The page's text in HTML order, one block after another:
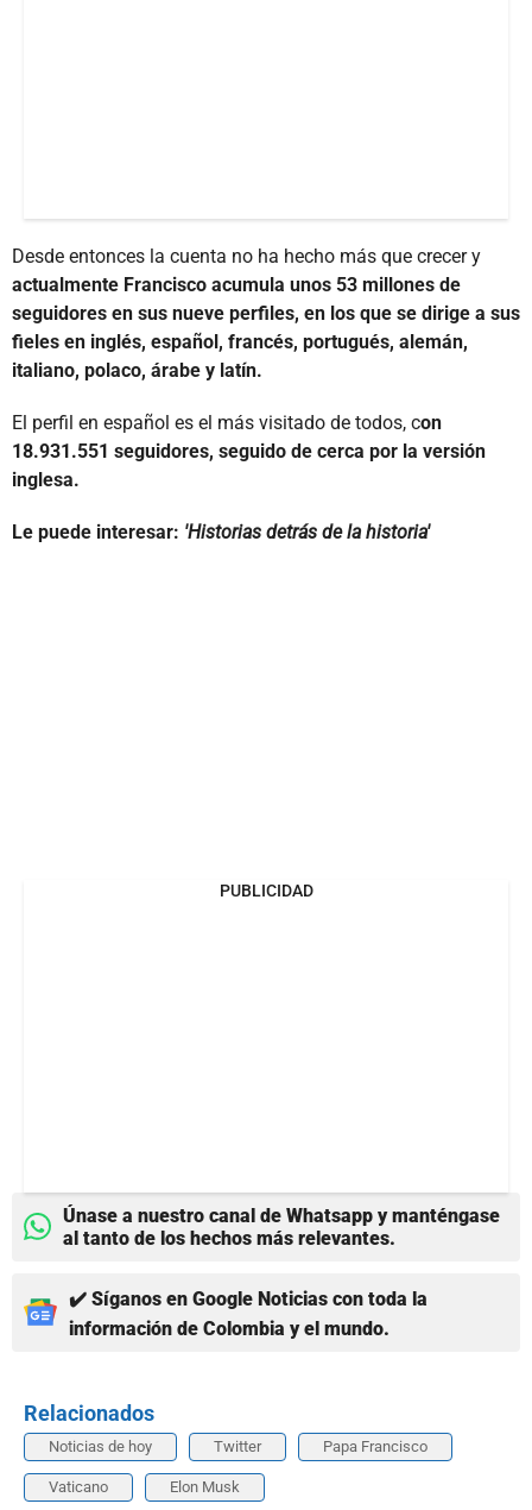
Desde entonces la cuenta no ha hecho más que crecer y
actualmente Francisco acumula unos 53 millones de
seguidores en sus nueve perfiles, en los que se dirige a sus
fieles en inglés, español, francés, portugués, alemán,
italiano, polaco, árabe y latín.
El perfil en español es el más visitado de todos, con
18.931.551 seguidores, seguido de cerca por la versión
inglesa.
Le puede interesar: 'Historias detrás de la historia'
PUBLICIDAD
Únase a nuestro canal de Whatsapp y manténgase
al tanto de los hechos más relevantes.
✔️ Síganos en Google Noticias con toda la
información de Colombia y el mundo.
Relacionados
Noticias de hoy Twitter Papa Francisco
Vaticano Elon Musk